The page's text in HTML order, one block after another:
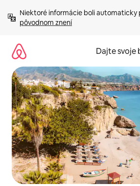
obsah.
Niektoré informácie boli automaticky
pôvodnom znení
Dajte svoje